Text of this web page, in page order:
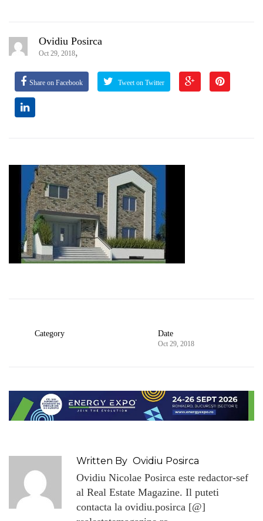
Ovidiu Posirca
Oct 29, 2018,
Share on Facebook Tweet on Twitter
Category Date
Oct 29, 2018
Written By Ovidiu Posirca
Ovidiu Nicolae Posirca este redactor-sef
al Real Estate Magazine. Il puteti
contacta la ovidiu.posirca [@]